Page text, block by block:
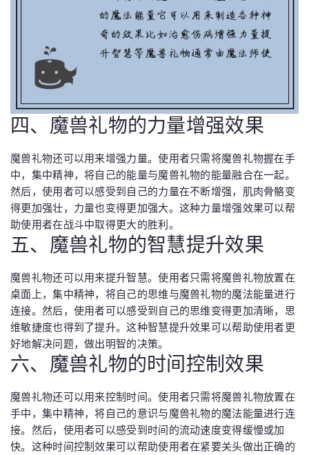
四、魔兽礼物的力量增强效果
魔兽礼物还可以用来增强力量。使用者只需将魔兽礼物握在手
中，集中精神，将自己的能量与魔兽礼物的能量融合在一起。
然后，使用者可以感受到自己的力量在不断增强，肌肉骨骼变
得更加强壮，力量也变得更加强大。这种力量增强效果可以帮
助使用者在战斗中取得更大的胜利。
五、魔兽礼物的智慧提升效果
魔兽礼物还可以用来提升智慧。使用者只需将魔兽礼物放置在
桌面上，集中精神，将自己的思维与魔兽礼物的魔法能量进行
连接。然后，使用者可以感受到自己的思维变得更加清晰，思
维敏捷度也得到了提升。这种智慧提升效果可以帮助使用者更
好地解决问题，做出明智的决策。
六、魔兽礼物的时间控制效果
魔兽礼物还可以用来控制时间。使用者只需将魔兽礼物放置在
手中，集中精神，将自己的意识与魔兽礼物的魔法能量进行连
接。然后，使用者可以感受到时间的流动速度变得缓慢或加
快。这种时间控制效果可以帮助使用者在紧要关头做出正确的